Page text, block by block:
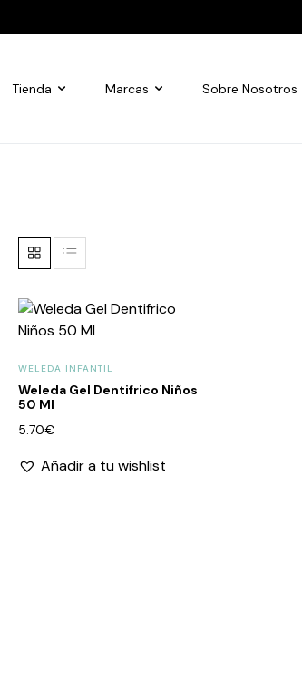
Tienda Marcas Sobre Nosotros
WELEDA INFANTIL
Weleda Gel Dentifrico Niños
50 Ml
5.70€
Añadir a tu wishlist